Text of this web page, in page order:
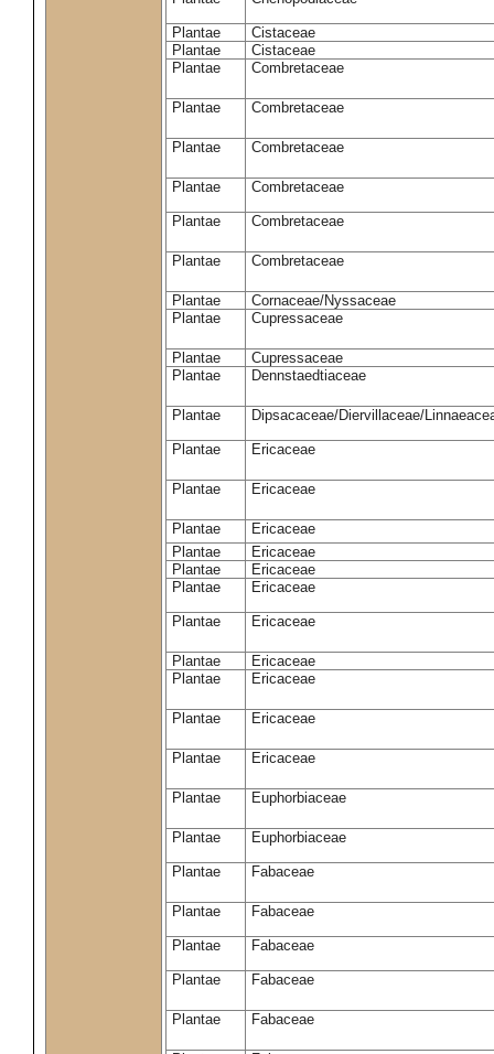
Plantae
Cistaceae
Plantae
Cistaceae
Plantae
Combretaceae
Plantae Combretaceae
Plantae Combretaceae
Plantae Combretaceae
Plantae Combretaceae
Plantae Combretaceae
Plantae
Cornaceae/Nyssaceae
Plantae
Cupressaceae
Plantae
Cupressaceae
Plantae
Dennstaedtiaceae
Plantae Dipsacaceae/Diervillaceae/
Plantae Ericaceae
Plantae Ericaceae
Plantae
Ericaceae
Plantae
Ericaceae
Plantae
Ericaceae
Plantae
Ericaceae
Plantae Ericaceae
Plantae
Ericaceae
Plantae
Ericaceae
Plantae Ericaceae
Plantae Ericaceae
Plantae Euphorbiaceae
Plantae Euphorbiaceae
Plantae Fabaceae
Plantae Fabaceae
Plantae Fabaceae
Plantae Fabaceae
Plantae Fabaceae